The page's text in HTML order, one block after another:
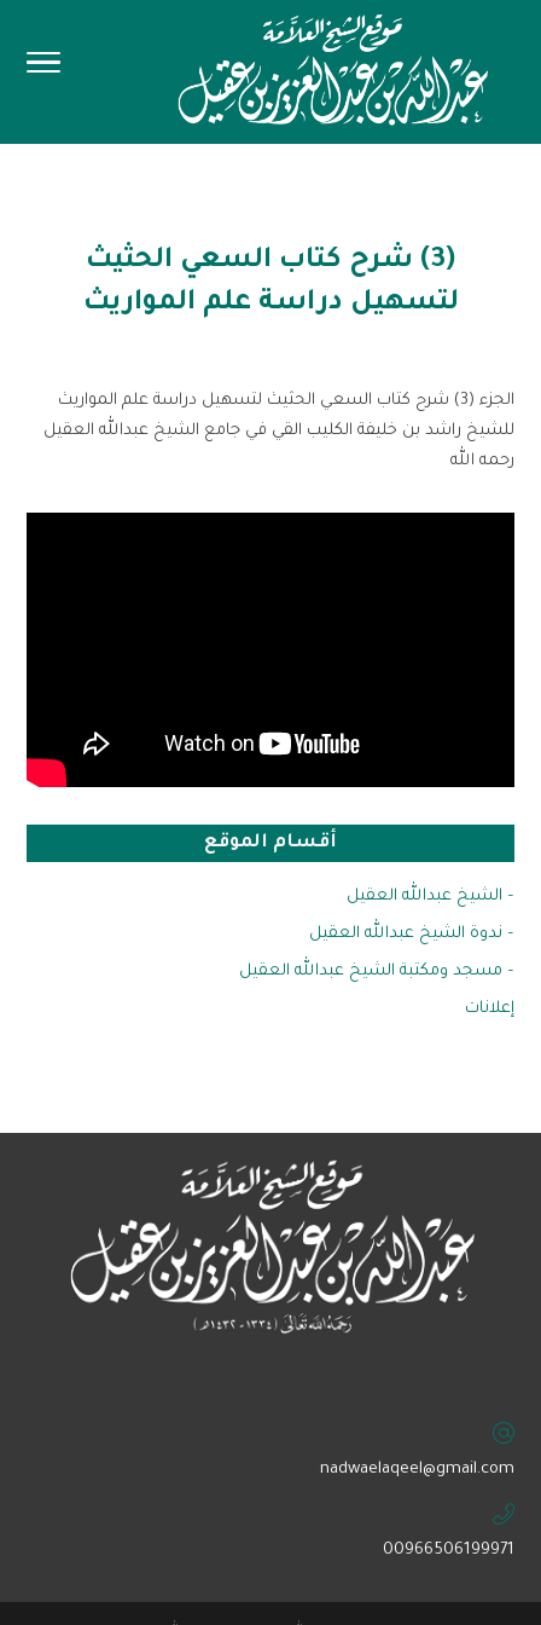
(3) شرح كتاب السعي الحثيث
لتسهيل دراسة علم المواريث
الجزء (3) شرح كتاب السعي الحثيث لتسهيل دراسة علم المواريث
للشيخ راشد بن خليفة الكليب القي في جامع الشيخ عبدالله العقيل
رحمه الله
أقسام الموقع
– الشيخ عبدالله العقيل
– ندوة الشيخ عبدالله العقيل
– مسجد ومكتبة الشيخ عبدالله العقيل
إعلانات
‏nadwaelaqeel@gmail.com
00966506199971